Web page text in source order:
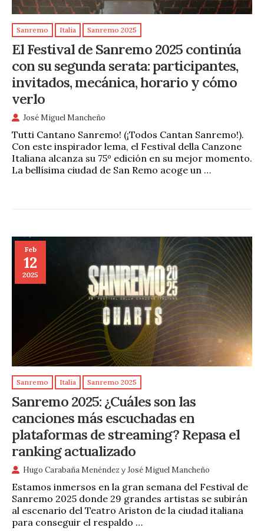
Sanremo Italia Sanremo 2025
El Festival de Sanremo 2025 continúa
con su segunda serata: participantes,
invitados, mecánica, horario y cómo
verlo
José Miguel Mancheño
Tutti Cantano Sanremo! (¡Todos Cantan Sanremo!).
Con este inspirador lema, el Festival della Canzone
Italiana alcanza su 75º edición en su mejor momento.
La bellísima ciudad de San Remo acoge un …
Feb
12
2025
Sanremo Italia Sanremo 2025
Sanremo 2025: ¿Cuáles son las
canciones más escuchadas en
plataformas de streaming? Repasa el
ranking actualizado
Hugo Carabaña Menéndez yJosé Miguel Mancheño
Estamos inmersos en la gran semana del Festival de
Sanremo 2025 donde 29 grandes artistas se subirán
al escenario del Teatro Ariston de la ciudad italiana
para conseguir el respaldo …